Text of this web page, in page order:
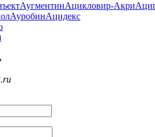
АугментинАцикловир-Акри
АуробинАцидекс